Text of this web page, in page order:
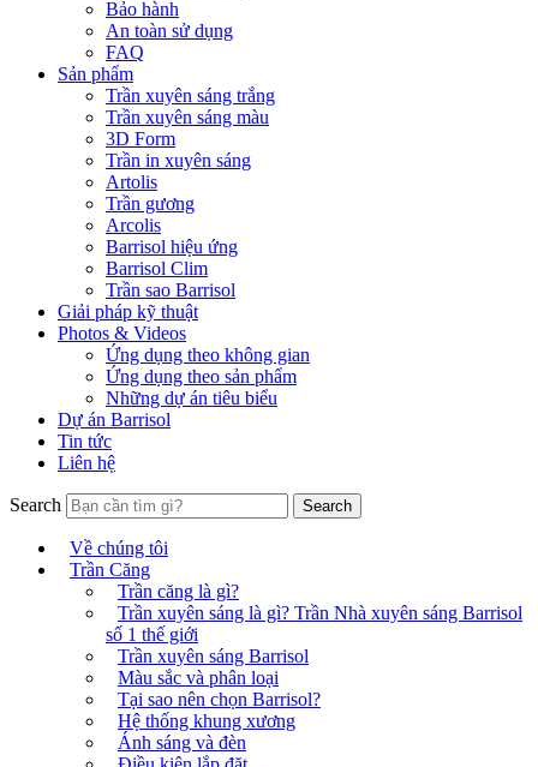
Bảo hành
An toàn sử dụng
FAQ
Sản phẩm
Trần xuyên sáng trắng
Trần xuyên sáng màu
3D Form
Trần in xuyên sáng
Artolis
Trần gương
Arcolis
Barrisol hiệu ứng
Barrisol Clim
Trần sao Barrisol
Giải pháp kỹ thuật
Photos & Videos
Ứng dụng theo không gian
Ứng dụng theo sản phẩm
Những dự án tiêu biểu
Dự án Barrisol
Tin tức
Liên hệ
Search
Về chúng tôi
Trần Căng
Trần căng là gì?
Trần xuyên sáng là gì? Trần Nhà xuyên sáng Barrisol
số 1 thế giới
Trần xuyên sáng Barrisol
Màu sắc và phân loại
Tại sao nên chọn Barrisol?
Hệ thống khung xương
Ánh sáng và đèn